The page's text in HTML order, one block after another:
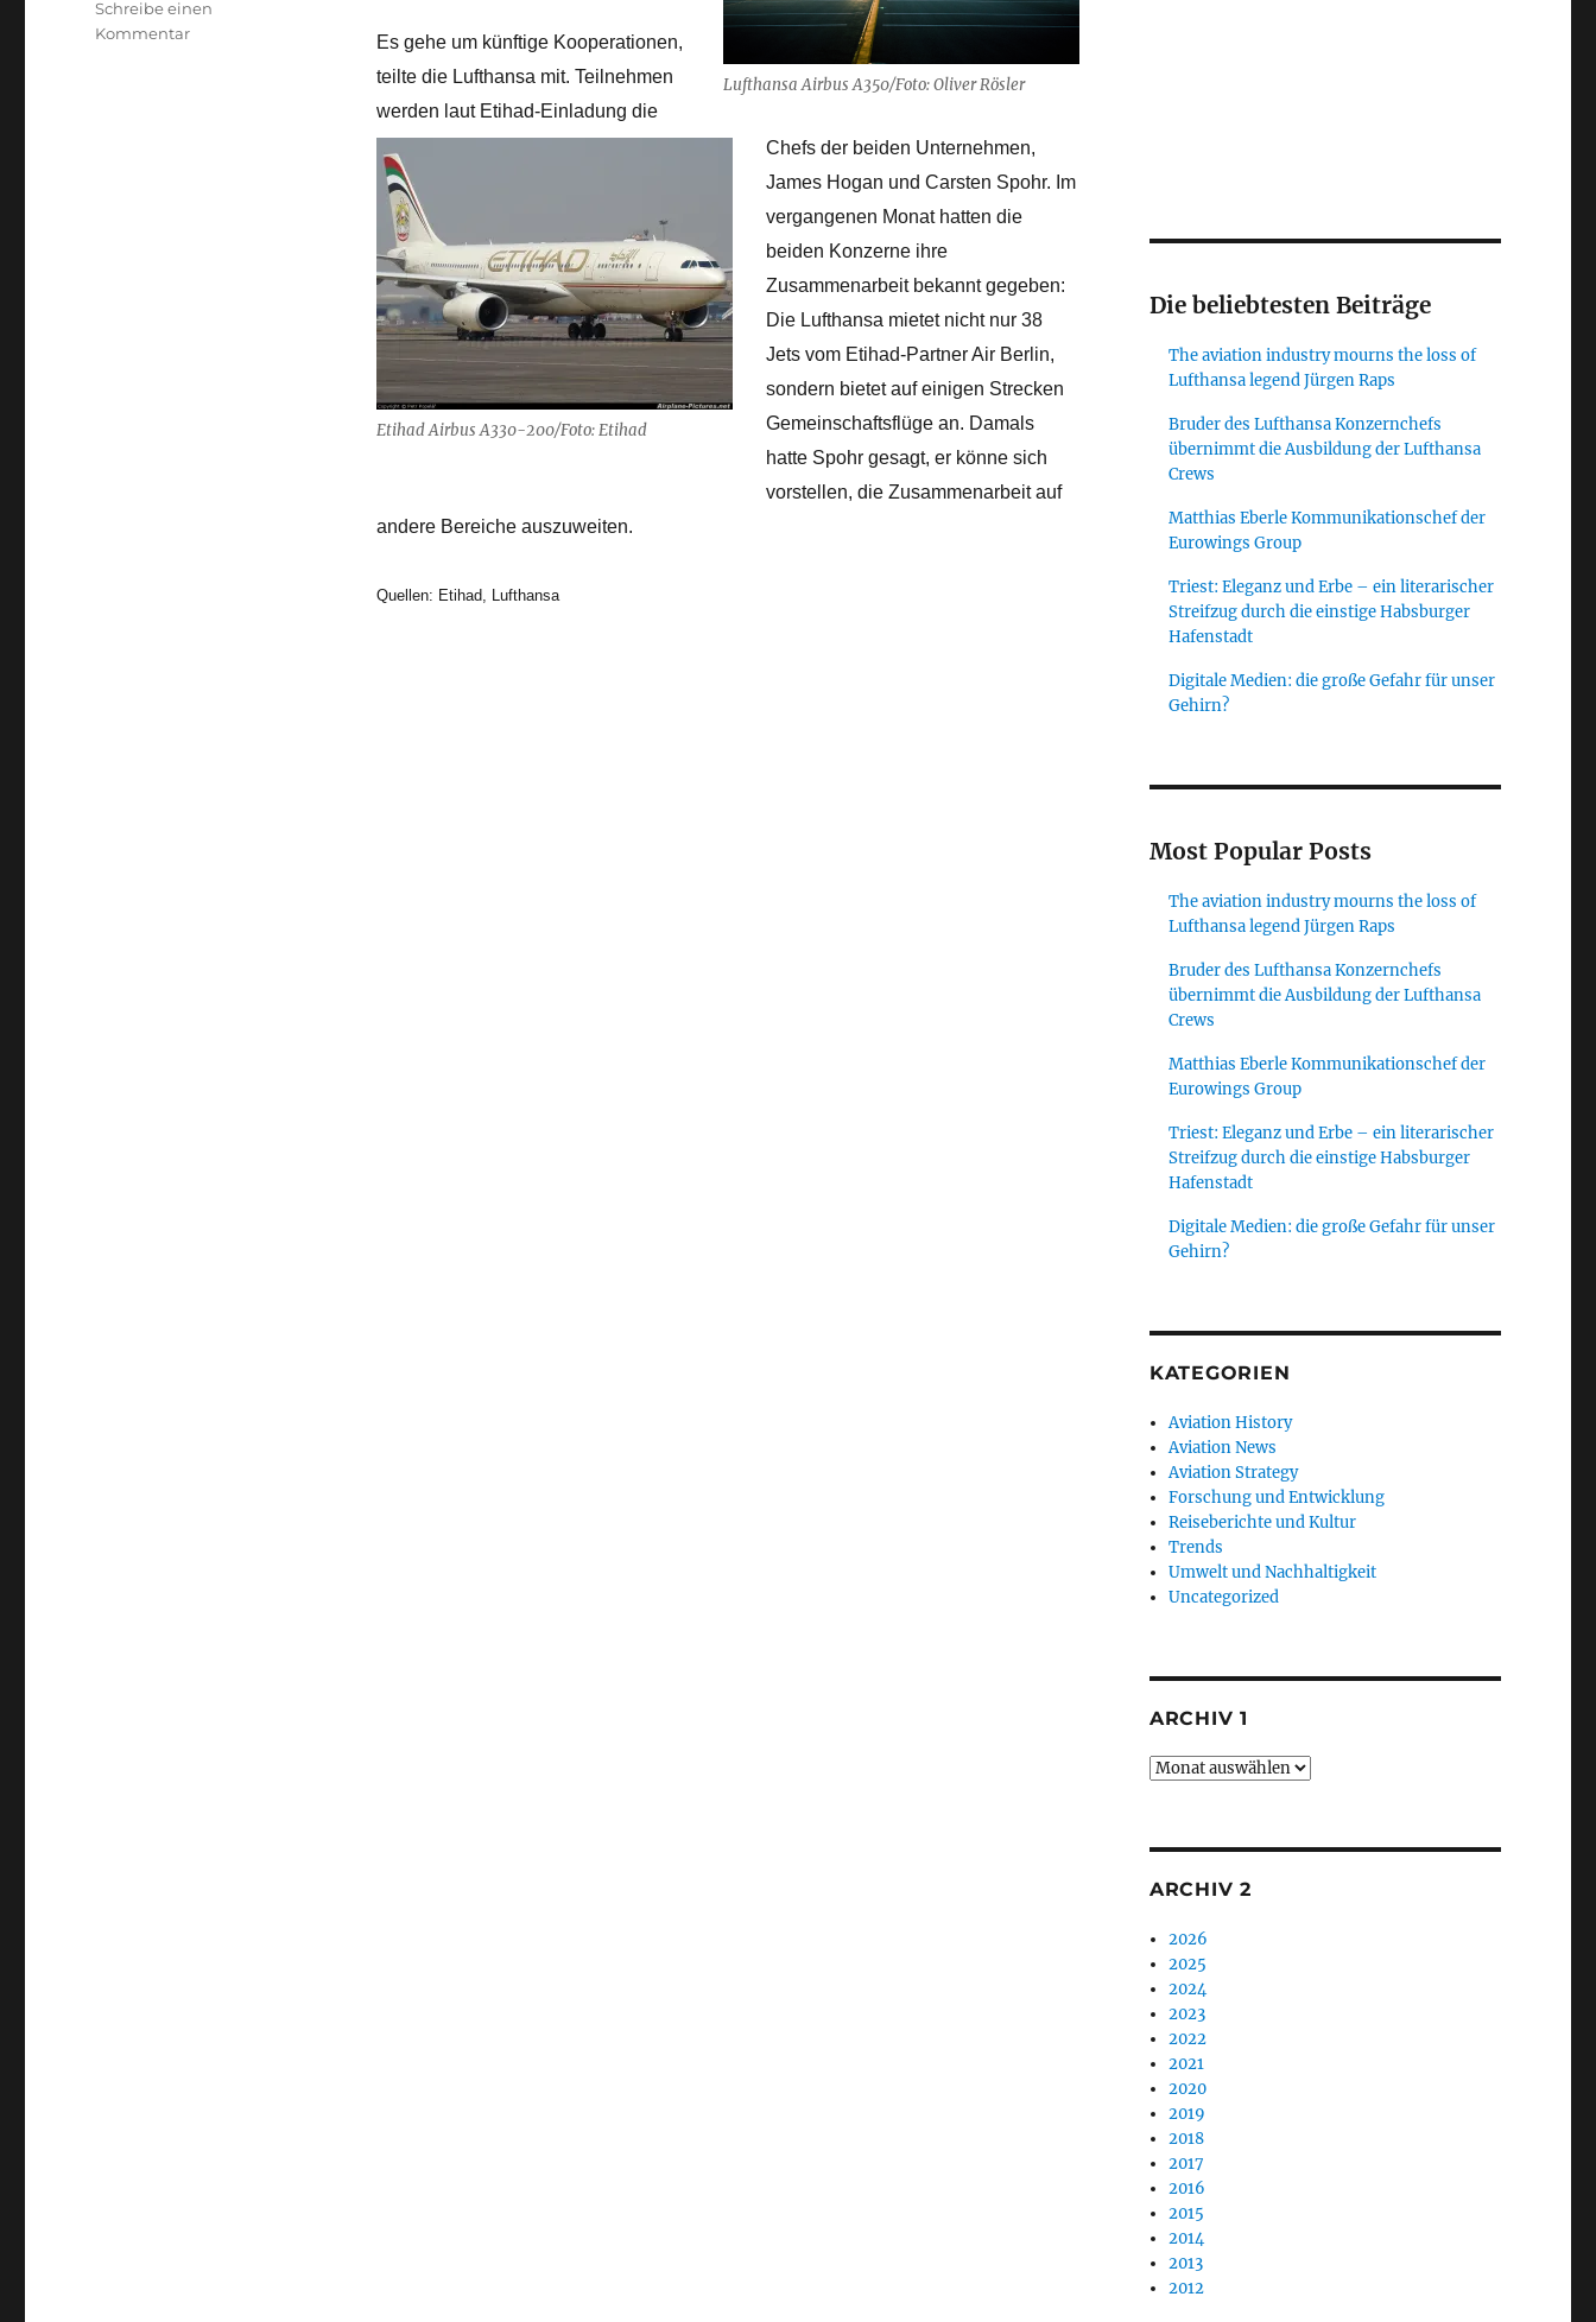
Lufthansa Airbus A350/Foto: Oliver Rösler
Etihad Airbus A330-200/Foto: Etihad
Es gehe um künftige Kooperationen,
teilte die Lufthansa mit. Teilnehmen
werden laut Etihad-Einladung die
Chefs der beiden Unternehmen,
James Hogan und Carsten Spohr. Im
vergangenen Monat hatten die
beiden Konzerne ihre
Zusammenarbeit bekannt gegeben:
Die Lufthansa mietet nicht nur 38
Jets vom Etihad-Partner Air Berlin,
sondern bietet auf einigen Strecken
Gemeinschaftsflüge an. Damals
hatte Spohr gesagt, er könne sich
vorstellen, die Zusammenarbeit auf
andere Bereiche auszuweiten.
Quellen: Etihad, Lufthansa
Schreibe einen
Kommentarzu
Die beliebtesten Beiträge
The aviation industry mourns the loss of
Lufthansa legend Jürgen Raps
Bruder des Lufthansa Konzernchefs
übernimmt die Ausbildung der Lufthansa
Crews
Matthias Eberle Kommunikationschef der
Eurowings Group
Triest: Eleganz und Erbe – ein literarischer
Streifzug durch die einstige Habsburger
Hafenstadt
Digitale Medien: die große Gefahr für unser
Gehirn?
Most Popular Posts
The aviation industry mourns the loss of
Lufthansa legend Jürgen Raps
Bruder des Lufthansa Konzernchefs
übernimmt die Ausbildung der Lufthansa
Crews
Matthias Eberle Kommunikationschef der
Eurowings Group
Triest: Eleganz und Erbe – ein literarischer
Streifzug durch die einstige Habsburger
Hafenstadt
Digitale Medien: die große Gefahr für unser
Gehirn?
KATEGORIEN
Aviation History
Aviation News
Aviation Strategy
Forschung und Entwicklung
Reiseberichte und Kultur
Trends
Umwelt und Nachhaltigkeit
Uncategorized
ARCHIV 1
Archiv
ARCHIV 2
2026
2025
2024
2023
2022
2021
2020
2019
2018
2017
2016
2015
2014
2013
2012